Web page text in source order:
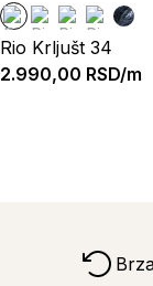
Rio Krljušt 34
2.990,00 RSD/m